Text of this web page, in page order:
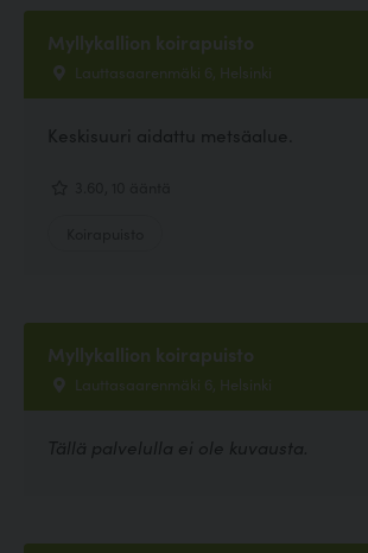
Myllykallion koirapuisto
Lauttasaarenmäki 6, Helsinki
Keskisuuri aidattu metsäalue.
Myllykallion koirapuisto
Lauttasaarenmäki 6, Helsinki
Tällä palvelulla ei ole kuvausta.